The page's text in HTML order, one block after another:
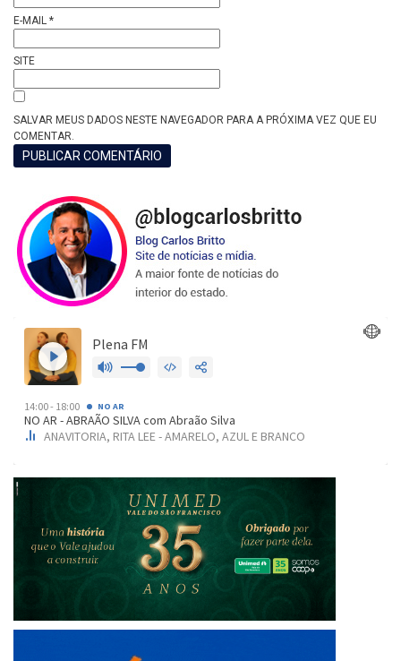
E-MAIL *
SITE
SALVAR MEUS DADOS NESTE NAVEGADOR PARA A PRÓXIMA VEZ QUE EU
COMENTAR.